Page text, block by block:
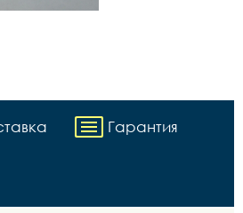
Гарантия